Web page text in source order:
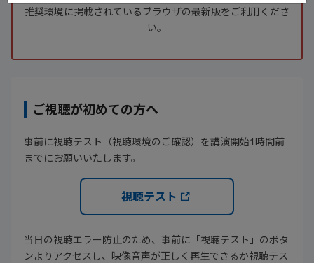
推奨環境に掲載されているブラウザの最新版をご利用くださ
い。
ご視聴が初めての方へ
事前に視聴テスト（視聴環境のご確認）を講演開始1時間前
までにお願いいたします。
視聴テスト
当日の視聴エラー防止のため、事前に「視聴テスト」のボタ
ンよりアクセスし、映像音声が正しく再生できるか視聴テス